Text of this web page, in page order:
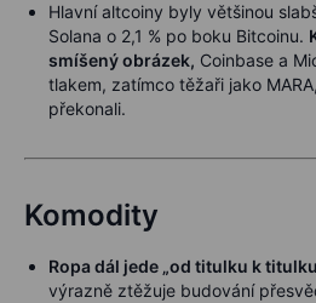
Hlavní altcoiny byly většinou
Solana o 2,1 % po boku Bitcoinu.
smíšený obrázek, Coinbase a
tlakem, zatímco těžaři jako
překonali.
Komodity
Ropa dál jede „od titulku k
výrazně ztěžuje budování